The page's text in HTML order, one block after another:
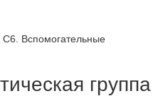
Вспомогательные
группа